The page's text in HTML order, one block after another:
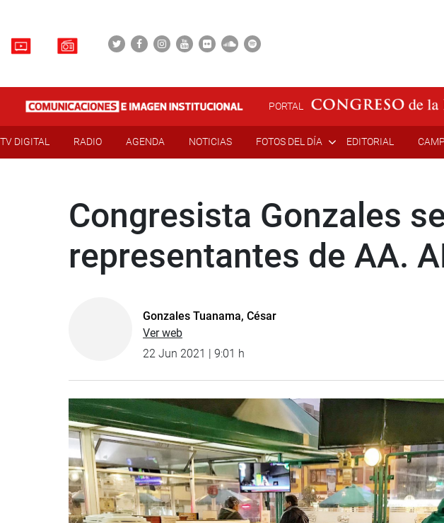
PORTAL
TV DIGITAL RADIO AGENDA NOTICIAS FOTOS DEL DÍA EDITORIAL
Congresista Gonzales
representantes de AA.
Gonzales Tuanama, César
Ver web
22 Jun 2021 | 9:01 h